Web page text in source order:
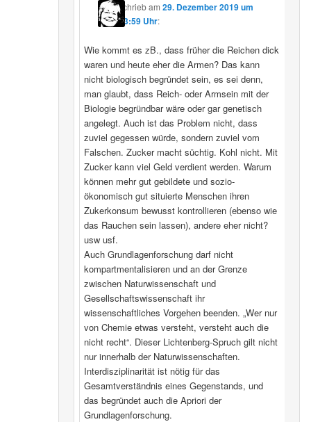
schriebam29. Dezember 2019 um
13:59 Uhr:
Wie kommt es zB., dass früher die Reichen dick
waren und heute eher die Armen? Das kann
nicht biologisch begründet sein, es sei denn,
man glaubt, dass Reich- oder Armsein mit der
Biologie begründbar wäre oder gar genetisch
angelegt. Auch ist das Problem nicht, dass
zuviel gegessen würde, sondern zuviel vom
Falschen. Zucker macht süchtig. Kohl nicht. Mit
Zucker kann viel Geld verdient werden. Warum
können mehr gut gebildete und sozio-
ökonomisch gut situierte Menschen ihren
Zukerkonsum bewusst kontrollieren (ebenso wie
das Rauchen sein lassen), andere eher nicht?
usw usf.
Auch Grundlagenforschung darf nicht
kompartmentalisieren und an der Grenze
zwischen Naturwissenschaft und
Gesellschaftswissenschaft ihr
wissenschaftliches Vorgehen beenden. „Wer nur
von Chemie etwas versteht, versteht auch die
nicht recht“. Dieser Lichtenberg-Spruch gilt nicht
nur innerhalb der Naturwissenschaften.
Interdisziplinarität ist nötig für das
Gesamtverständnis eines Gegenstands, und
das begründet auch die Apriori der
Grundlagenforschung.